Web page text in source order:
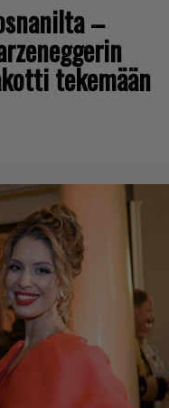
–
tekemään